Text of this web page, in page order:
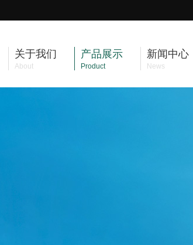
关于我们
About
产品展示
Product
新闻中心
News